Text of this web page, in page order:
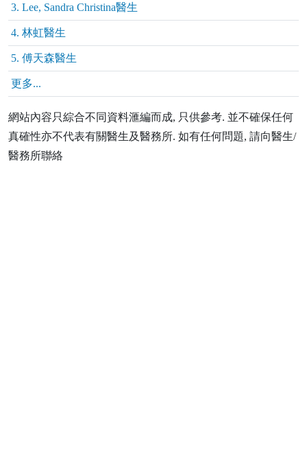
3. Lee, Sandra Christina醫生
4. 林虹醫生
5. 傅天森醫生
更多...
網站內容只綜合不同資料滙編而成, 只供參考. 並不確保任何
真確性亦不代表有關醫生及醫務所. 如有任何問題, 請向醫生/
醫務所聯絡